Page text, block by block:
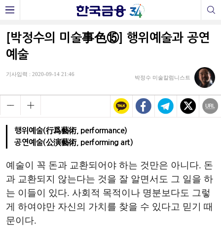
[박정수의 미술事色⑮] 행위예술과 공연
예술
기사입력 : 2020-09-14 21:46
박정수 미술칼럼니스트
행위예술(行爲藝術, performance)
공연예술(公演藝術, performing art)
예술이 꼭 돈과 교환되어야 하는 것만은 아니다. 돈
과 교환되지 않는다는 것을 잘 알면서도 그 일을 하
는 이들이 있다. 사회적 목적이나 명분보다도 그렇
게 하여야만 자신의 가치를 찾을 수 있다고 믿기 때
문이다.